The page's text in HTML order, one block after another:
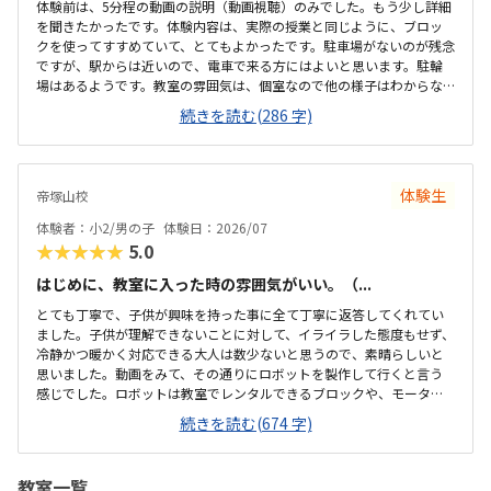
体験前は、5分程の動画の説明（動画視聴）のみでした。もう少し詳細
を聞きたかったです。体験内容は、実際の授業と同じように、ブロッ
クを使ってすすめていて、とてもよかったです。駐車場がないのが残念
ですが、駅からは近いので、電車で来る方にはよいと思います。駐輪
場はあるようです。教室の雰囲気は、個室なので他の様子はわからな
いです。いくつか部屋があるようでしたが、特に説明を受けていない
です。料金の説明はなく、資料を見たのですが、個別指導なので高く
ても仕方ないのかなと思いました。個別指導なので、子供に合わせて
対応してもらえます。80分は長いかと思いましたが、ちょうどよかっ
続きを読む(286 字)
帝塚山校 体験生
体験者：小2/男の子 体験日：2026/07
★★★★★ 5.0
はじめに、教室に入った時の雰囲気がいい。（...
とても丁寧で、子供が興味を持った事に全て丁寧に返答してくれてい
ました。子供が理解できないことに対して、イライラした態度もせず、
冷静かつ暖かく対応できる大人は数少ないと思うので、素晴らしいと
思いました。動画をみて、その通りにロボットを製作して行くと言う
感じでした。ロボットは教室でレンタルできるブロックや、モーター
などです。タブレットの操作も子供自身ができるので、機械に強くな
るなという印象でした。家から自転車ですぐのところにあります。駐
輪スペースもあり、場所も道路面に接しているので、すぐに見つけら
続きを読む(674 字)